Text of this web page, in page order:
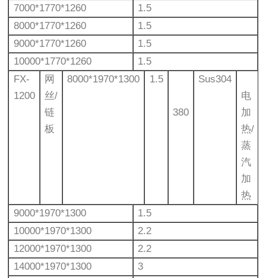
7000*1770*1260
1.5
8000*1770*1260
1.5
9000*1770*1260
1.5
10000*1770*1260
1.5
FX-
1200
网
丝/
链
板
8000*1970*1300 1.5
380
Sus304
电
加
热/
蒸
汽
加
热
9000*1970*1300
1.5
10000*1970*1300
2.2
12000*1970*1300
2.2
14000*1970*1300
3